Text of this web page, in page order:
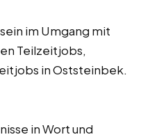
im Umgang mit
Teilzeitjobs,
in Oststeinbek.
in Wort und